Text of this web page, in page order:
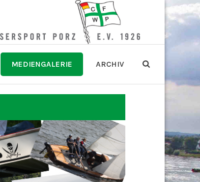
MEDIENGALERIE ARCHIV